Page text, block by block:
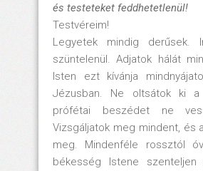
és testeteket feddhetetlenül!
Testvéreim!
Legyetek mindig derűsek.
szüntelenül. Adjatok hálát
Isten ezt kívánja
Jézusban. Ne oltsátok ki
prófétai beszédet ne
Vizsgáljatok meg mindent, és
meg. Mindenféle rossztól
békesség Istene